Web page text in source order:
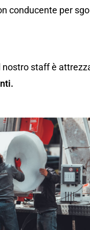
conducente per
staff è